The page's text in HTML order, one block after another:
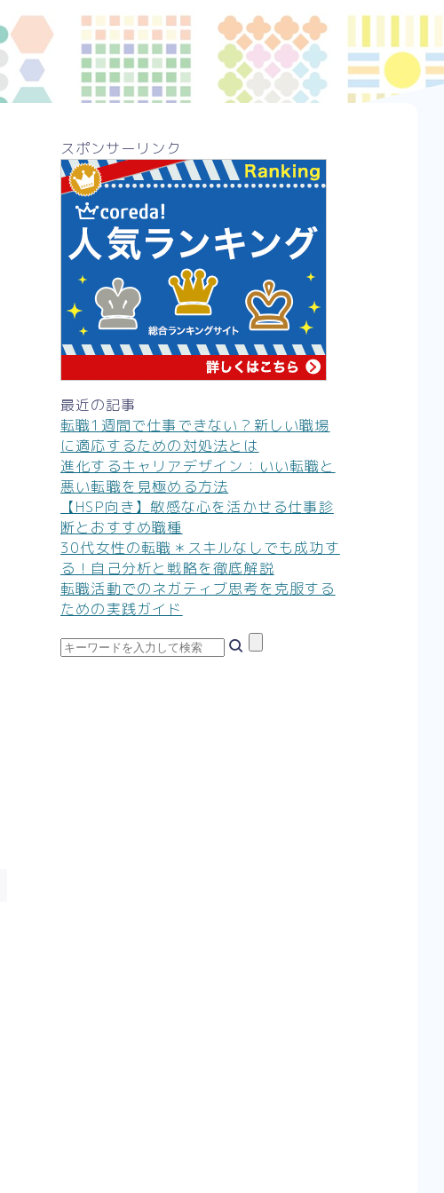
スポンサーリンク
最近の記事
転職1週間で仕事できない？新しい職場
に適応するための対処法とは
進化するキャリアデザイン：いい転職と
悪い転職を見極める方法
【HSP向き】敏感な心を活かせる仕事診
断とおすすめ職種
30代女性の転職＊スキルなしでも成功す
る！自己分析と戦略を徹底解説
転職活動でのネガティブ思考を克服する
ための実践ガイド